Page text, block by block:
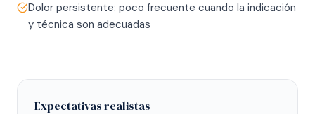
Dolor persistente: poco frecuente cuando la indicación
y técnica son adecuadas
Expectativas realistas